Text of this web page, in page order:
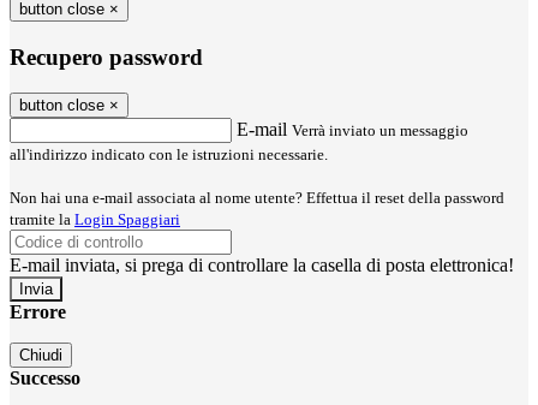
button close ×
Recupero password
button close ×
E-mail Verrà inviato un messaggio
all'indirizzo indicato con le istruzioni necessarie.
Non hai una e-mail associata al nome utente? Effettua il reset della password
tramite la Login Spaggiari
E-mail inviata, si prega di controllare la casella di posta elettronica!
Errore
Chiudi
Successo